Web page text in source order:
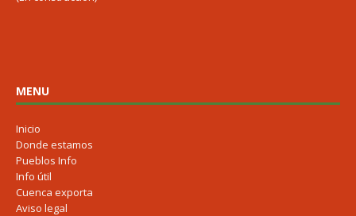
MENU
Inicio
Donde estamos
Pueblos Info
Info útil
Cuenca exporta
Aviso legal